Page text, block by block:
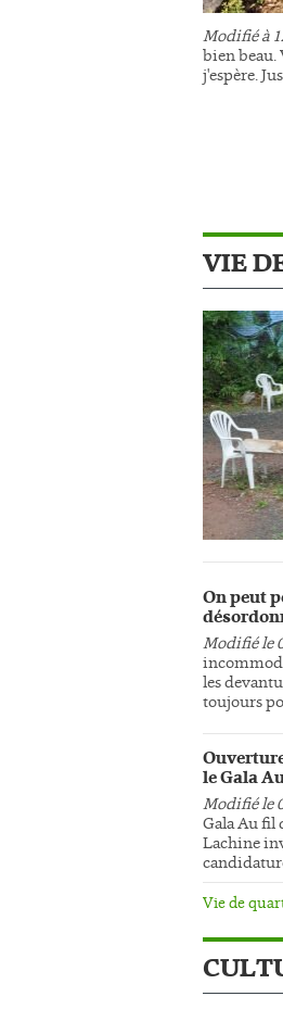
Modifié à
bien beau.
j'espère.
VIE
On peut
Modifié le
les
toujours
le Gala
Modifié le
Gala Au fil
Lachine
Vie de